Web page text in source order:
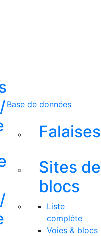
Base de données
Falaises
Sites de
blocs
Liste
complète
Voies & blocs